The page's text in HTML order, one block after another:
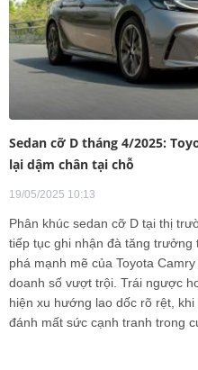
Sedan cỡ D tháng 4/2025:
lại dậm chân tại chỗ
19/05/2025 10:13
Phân khúc sedan cỡ D tại thị
tiếp tục ghi nhận đà tăng
phá mạnh mẽ của Toyota
doanh số vượt trội. Trái ngược
hiện xu hướng lao dốc rõ rệt,
đánh mất sức cạnh tranh trong